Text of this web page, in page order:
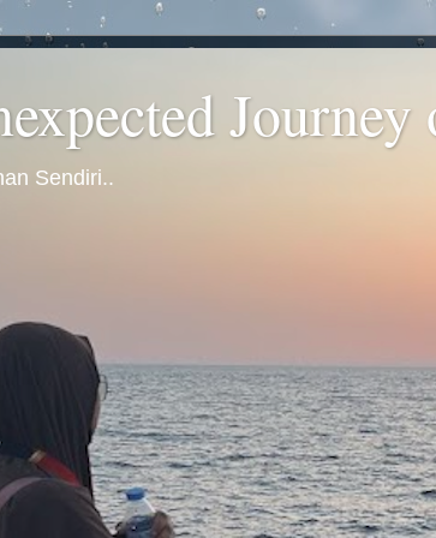
Sendiri..